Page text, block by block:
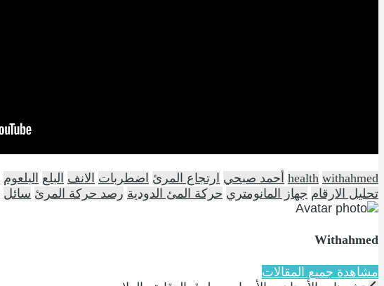
health withahmed أحمد صبحي ارتجاع المرئ اضطربات الانف البلع البلعوم
تحليل الارقام جهاز المانومتري حركة المئ الدودية رصد حركة المرئ سائل
Withahmed
مشاهدة جميع المقالات